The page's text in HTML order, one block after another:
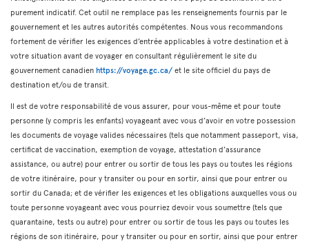
purement indicatif. Cet outil ne remplace pas les renseignements fournis par le
gouvernement et les autres autorités compétentes. Nous vous recommandons
fortement de vérifier les exigences d’entrée applicables à votre destination et à
votre situation avant de voyager en consultant régulièrement le site du
gouvernement canadien https://voyage.gc.ca/ et le site officiel du pays de
destination et/ou de transit.
Il est de votre responsabilité de vous assurer, pour vous-même et pour toute
personne (y compris les enfants) voyageant avec vous d’avoir en votre possession
les documents de voyage valides nécessaires (tels que notamment passeport, visa,
certificat de vaccination, exemption de voyage, attestation d’assurance
assistance, ou autre) pour entrer ou sortir de tous les pays ou toutes les régions
de votre itinéraire, pour y transiter ou pour en sortir, ainsi que pour entrer ou
sortir du Canada; et de vérifier les exigences et les obligations auxquelles vous ou
toute personne voyageant avec vous pourriez devoir vous soumettre (tels que
quarantaine, tests ou autre) pour entrer ou sortir de tous les pays ou toutes les
régions de son itinéraire, pour y transiter ou pour en sortir, ainsi que pour entrer